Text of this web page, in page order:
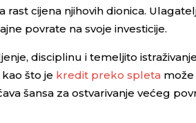
cijena njihovih dionica.
povrate na svoje investicije.
disciplinu i temeljito
što je kredit preko spleta
šansa za ostvarivanje većeg